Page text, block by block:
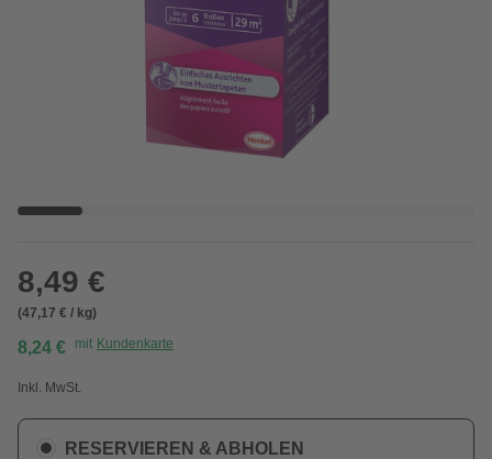
8,49 €
(47,17 € / kg)
8,24 € mit Kundenkarte
Inkl. MwSt.
RESERVIEREN & ABHOLEN